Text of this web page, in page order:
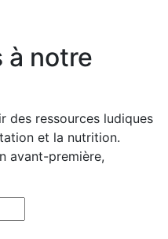
à notre
des ressources ludiques
et la nutrition.
avant-première,